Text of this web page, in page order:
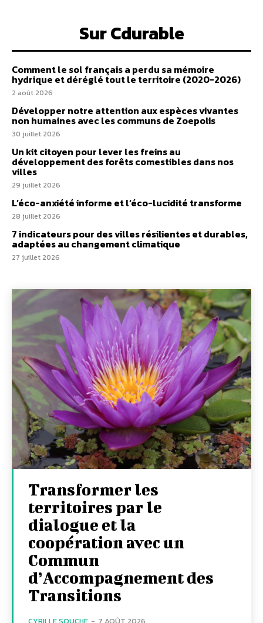
Sur Cdurable
Comment le sol français a perdu sa mémoire
hydrique et déréglé tout le territoire (2020-2026)
2 août 2026
Développer notre attention aux espèces vivantes
non humaines avec les communs de Zoepolis
30 juillet 2026
Un kit citoyen pour lever les freins au
développement des forêts comestibles dans nos
villes
29 juillet 2026
L’éco-anxiété informe et l’éco-lucidité transforme
28 juillet 2026
7 indicateurs pour des villes résilientes et durables,
adaptées au changement climatique
27 juillet 2026
Transformer les
territoires par le
dialogue et la
coopération avec un
Commun
d’Accompagnement des
Transitions